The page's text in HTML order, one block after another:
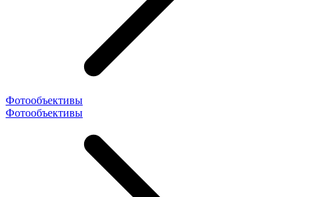
Фотообъективы
Фотообъективы